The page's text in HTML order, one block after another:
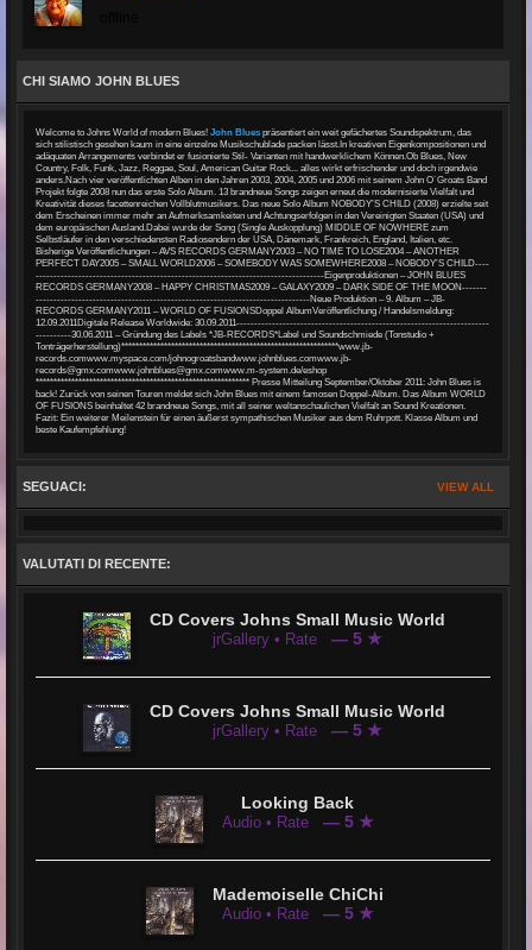
CHI SIAMO JOHN BLUES
Welcome to Johns World of modern Blues!John Blues präsentiert ein weit gefächertes Soundspektrum, das
sich stilistisch gesehen kaum in eine einzelne Musikschublade packen lässt.In kreativen Eigenkompositionen und
adäquaten Arrangements verbindet er fusionierte Stil- Varianten mit handwerklichem Können.Ob Blues, New
Country, Folk, Funk, Jazz, Reggae, Soul, American Guitar Rock... alles wirkt erfrischender und doch irgendwie
anders.Nach vier veröffentlichten Alben in den Jahren 2003, 2004, 2005 und 2006 mit seinem John O`Groats Band
Projekt folgte 2008 nun das erste Solo Album. 13 brandneue Songs zeigen erneut die modernisierte Vielfalt und
Kreativität dieses facettenreichen Vollblutmusikers. Das neue Solo Album NOBODY’S CHILD (2008) erzielte seit
dem Erscheinen immer mehr an Aufmerksamkeiten und Achtungserfolgen in den Vereinigten Staaten (USA) und
dem europäischen Ausland.Dabei wurde der Song (Single Auskopplung) MIDDLE OF NOWHERE zum
Selbstläufer in den verschiedensten Radiosendern der USA, Dänemark, Frankreich, England, Italien, etc.
Bisherige Veröffentlichungen – AVS RECORDS GERMANY2003 – NO TIME TO LOSE2004 – ANOTHER
PERFECT DAY2005 – SMALL WORLD2006 – SOMEBODY WAS SOMEWHERE2008 – NOBODY’S CHILD----
---------------------------------------------------------------------------------Eigenproduktionen – JOHN BLUES
RECORDS GERMANY2008 – HAPPY CHRISTMAS2009 – GALAXY2009 – DARK SIDE OF THE MOON-------
-----------------------------------------------------------------------------Neue Produktion – 9. Album – JB-
RECORDS GERMANY2011 – WORLD OF FUSIONSDoppel AlbumVeröffentlichung / Handelsmeldung:
12.09.2011Digitale Release Worldwide: 30.09.2011-----------------------------------------------------------------------
----------30.06.2011 – Gründung des Labels *JB-RECORDS*Label und Soundschmiede (Tonstudio +
Tonträgerherstellung)*************************************************************www.jb-
records.comwww.myspace.com/johnogroatsbandwww.johnblues.comwww.jb-
records@gmx.comwww.johnblues@gmx.comwww.m-system.de/eshop
************************************************************ Presse Mitteilung September/Oktober 2011: John Blues is
back! Zurück von seinen Touren meldet sich John Blues mit einem famosen Doppel-Album. Das Album WORLD
OF FUSIONS beinhaltet 42 brandneue Songs, mit all seiner weltanschaulichen Vielfalt an Sound Kreationen.
Fazit: Ein weiterer Meilenstein für einen äußerst sympathischen Musiker aus dem Ruhrpott. Klasse Album und
beste Kaufempfehlung!
VIEW ALL
SEGUACI:
VALUTATI DI RECENTE:
CD Covers Johns Small Music World
jrGallery • Rate — 5 ★
CD Covers Johns Small Music World
jrGallery • Rate — 5 ★
Looking Back
Audio • Rate — 5 ★
Mademoiselle ChiChi
Audio • Rate — 5 ★